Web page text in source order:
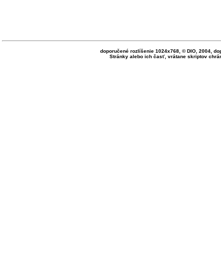
doporučené rozlíšenie 1024x768, © DIO, 2004,
Stránky alebo ich časť, vrátane skriptov